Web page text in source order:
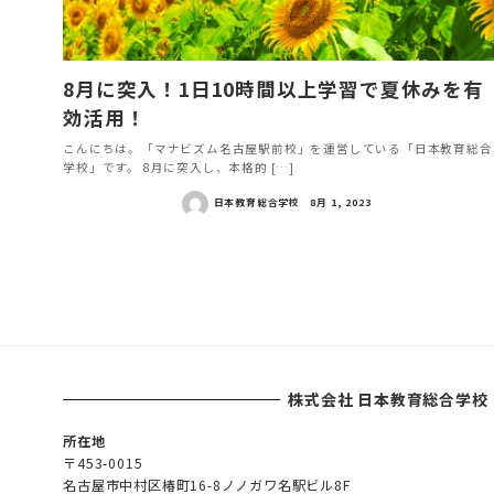
8月に突入！1日10時間以上学習で夏休みを有
効活用！
こんにちは。「マナビズム名古屋駅前校」を運営している「日本教育総合
学校」です。 8月に突入し、本格的 […]
日本教育総合学校 8月 1, 2023
ゲ
ー
シ
株式会社 日本教育総合学校
所在地
〒453-0015
名古屋市中村区椿町16-8ノノガワ名駅ビル8F